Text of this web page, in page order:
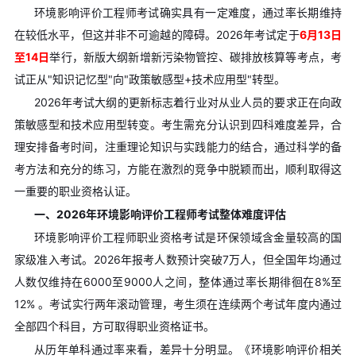
环境影响评价工程师考试确实具有一定难度，通过率长期维持
在较低水平，但这并非不可逾越的障碍。2026年考试定于6月13日
至14日举行，新版大纲新增新污染物管控、碳排放核算等考点，考
试正从"知识记忆型"向"政策敏感型+技术应用型"转型。
2026年考试大纲的更新标志着行业对从业人员的要求正在向政
策敏感型和技术应用型转变。考生需充分认识到四科难度差异，合
理安排备考时间，注重理论知识与实践能力的结合，通过科学的备
考方法和充分的练习，方能在激烈的竞争中脱颖而出，顺利取得这
一重要的职业资格认证。
一、2026年环境影响评价工程师考试整体难度评估
环境影响评价工程师职业资格考试是环保领域含金量较高的国
家级准入考试。2026年报考人数预计突破7万人，但全国年均通过
人数仅维持在6000至9000人之间，整体通过率长期徘徊在8%至
12% 。考试实行两年滚动管理，考生须在连续两个考试年度内通过
全部四个科目，方可取得职业资格证书。
从历年单科通过率来看，差异十分明显。《环境影响评价相关